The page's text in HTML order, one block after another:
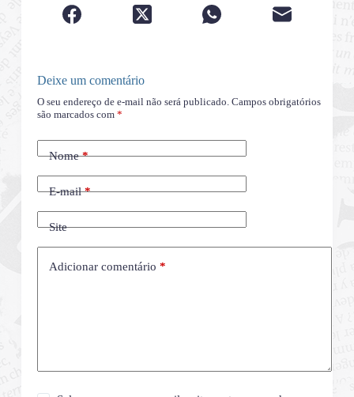
Deixe um comentário
O seu endereço de e-mail não será publicado. Campos obrigatórios
são marcados com *
Nome*
E-mail*
Site
Adicionar comentário *